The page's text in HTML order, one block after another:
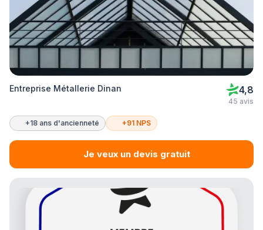
Entreprise Métallerie Dinan 4,8
45 avis
+18 ans d'ancienneté +91 NPS
Je veux un devis gratuit